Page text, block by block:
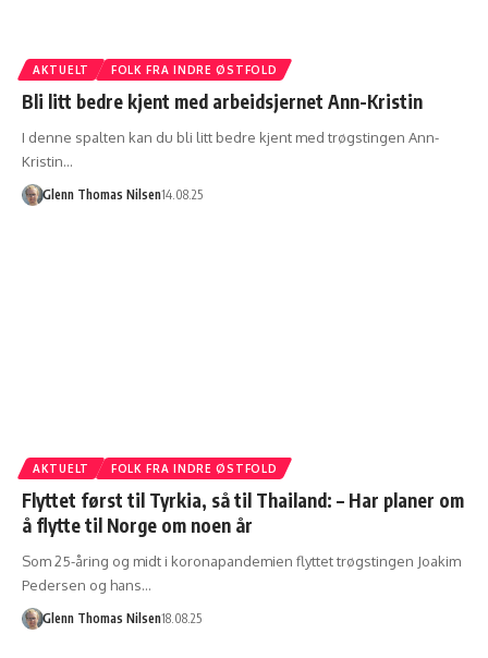
AKTUELT FOLK FRA INDRE ØSTFOLD
Bli litt bedre kjent med arbeidsjernet Ann-Kristin
I denne spalten kan du bli litt bedre kjent med trøgstingen Ann-
Kristin…
Glenn Thomas Nilsen14.08.25
AKTUELT FOLK FRA INDRE ØSTFOLD
Flyttet først til Tyrkia, så til Thailand: – Har planer om
å flytte til Norge om noen år
Som 25-åring og midt i koronapandemien flyttet trøgstingen Joakim
Pedersen og hans…
Glenn Thomas Nilsen18.08.25